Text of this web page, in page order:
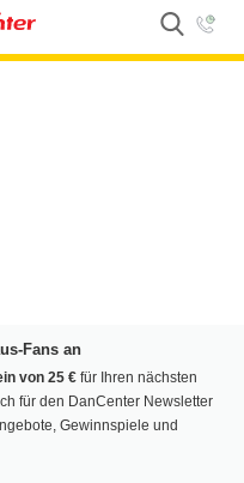
Fans an
von 25 € für Ihren nächsten
für den DanCenter Newsletter
Gewinnspiele und